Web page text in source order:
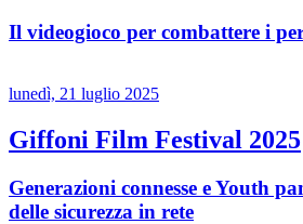
Il videogioco per combattere i
lunedì, 21 luglio 2025
Giffoni Film Festival 2025
Generazioni connesse e Youth
delle sicurezza in rete